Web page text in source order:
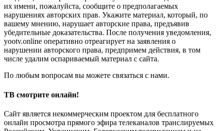
их имени, пожалуйста, сообщите о предполагаемых
нарушениях авторских прав. Укажите материал, который, по
вашему мнению, нарушает авторские права, предъявив
убедительные доказательства. После получения уведомления,
yootv.online оперативно отреагирует на заявления о
нарушении авторского права, предпримем действия, в том
числе удалим оспариваемый материал с сайта.
По любым вопросам вы можете связаться с нами.
ТВ смотрите онлайн!
Сайт является некоммерческим проектом для бесплатного
онлайн просмотра прямого эфира телеканалов транслируемых